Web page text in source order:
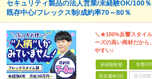
セキュリティ製品の法人営業/未経験OK/100
既存中心/フレックス制/成約率70～80％
＼★100%反響スタイ
ーズの高い商材だから
やすい♪
未経験歓迎 学歴不
完全週休2日 賞与複数